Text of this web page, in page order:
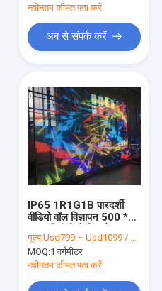
नवीनतम कीमत पता करें
अब से संपर्क करें
IP65 1R1G1B पारदर्शी
वीडियो वॉल विज्ञापन 500 *
मूल्य:Usd799 ~ Usd1099 / Sqm ( price is negotiable )
MOQ:1 वर्गमीटर
नवीनतम कीमत पता करें